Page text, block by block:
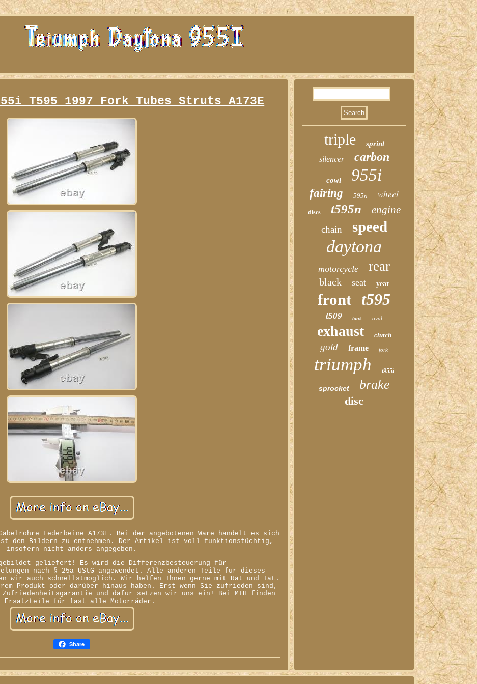
T595 1997 Fork Tubes Struts A173E
Federbeine A173E. Bei der angebotenen Ware handelt es sich
ist den Bildern zu entnehmen. Der Artikel ist voll funktionstüchtig,
insofern nicht anders angegeben.
geliefert! Es wird die Differenzbesteuerung für
nach § 25a UStG angewendet. Alle anderen Teile für dieses
wir auch schnellstmöglich. Wir helfen Ihnen gerne mit Rat und Tat.
Produkt oder darüber hinaus haben. Erst wenn Sie zufrieden sind,
und dafür setzen wir uns ein! Bei MTH finden
Ersatzteile für fast alle Motorräder.
Share
triple sprint
silencer carbon
cowl 955i
fairing 595n wheel
discs t595n engine
chain speed
daytona
motorcycle rear
black seat year
front t595
t509 tank oval
exhaust clutch
gold frame fork
triumph t955i
sprocket brake
disc